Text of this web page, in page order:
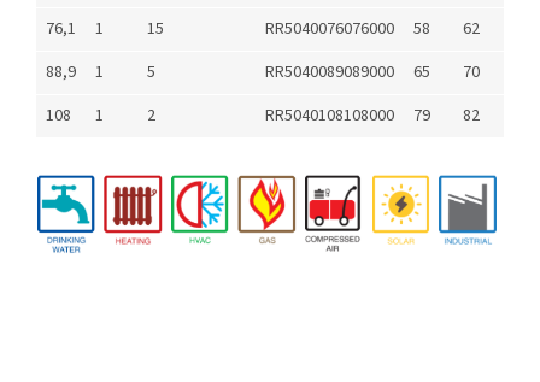
76,1
1 15 RR5040076076000 58
62
88,9
1 5 RR5040089089000 65
70
108
1 2 RR5040108108000 79 82